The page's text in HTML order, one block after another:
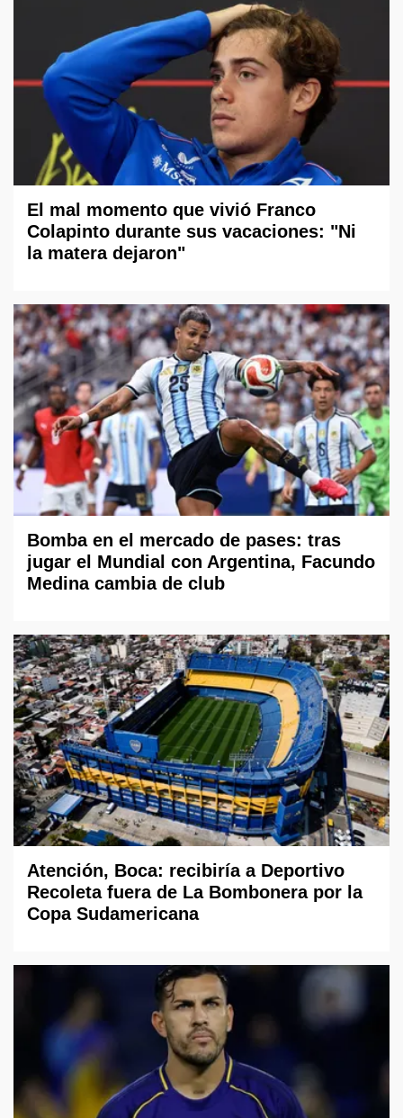
El mal momento que vivió Franco
Colapinto durante sus vacaciones: "Ni
la matera dejaron"
Bomba en el mercado de pases: tras
jugar el Mundial con Argentina, Facundo
Medina cambia de club
Atención, Boca: recibiría a Deportivo
Recoleta fuera de La Bombonera por la
Copa Sudamericana